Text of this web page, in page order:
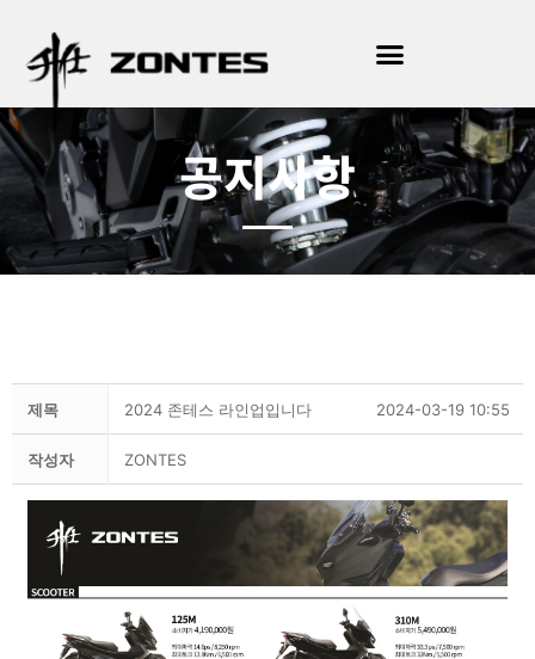
공지사항
제목 2024 존테스 라인업입니다 2024-03-19 10:55
작성자 ZONTES